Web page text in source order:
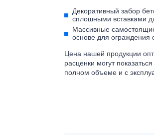
Декоративный забор
сплошными вставками
Массивные
основе для ограждения
Цена нашей продукции
расценки могут
полном объеме и с